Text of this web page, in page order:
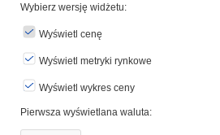
Wybierz wersję widżetu:
Wyświetl cenę
Wyświetl metryki rynkowe
Wyświetl wykres ceny
Pierwsza wyświetlana waluta: